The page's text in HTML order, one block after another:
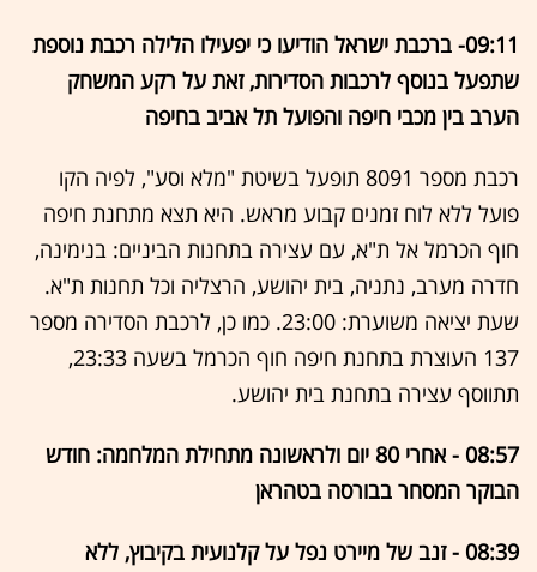
09:11- ברכבת ישראל הודיעו כי יפעילו הלילה רכבת נוספת
שתפעל בנוסף לרכבות הסדירות, זאת על רקע המשחק
הערב בין מכבי חיפה והפועל תל אביב בחיפה
רכבת מספר 8091 תופעל בשיטת "מלא וסע", לפיה הקו
פועל ללא לוח זמנים קבוע מראש. היא תצא מתחנת חיפה
חוף הכרמל אל ת"א, עם עצירה בתחנות הביניים: בנימינה,
חדרה מערב, נתניה, בית יהושע, הרצליה וכל תחנות ת"א.
שעת יציאה משוערת: 23:00. כמו כן, לרכבת הסדירה מספר
137 העוצרת בתחנת חיפה חוף הכרמל בשעה 23:33,
תתווסף עצירה בתחנת בית יהושע.
08:57 - אחרי 80 יום ולראשונה מתחילת המלחמה: חודש
הבוקר המסחר בבורסה בטהראן
08:39 - זנב של מיירט נפל על קלנועית בקיבוץ, ללא